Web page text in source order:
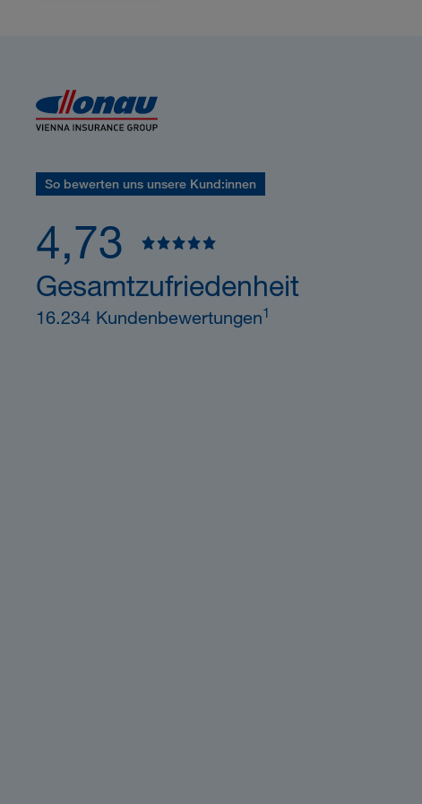
So bewerten uns unsere Kund:innen
4,73
Gesamtzufriedenheit
16.234 Kundenbewertungen1